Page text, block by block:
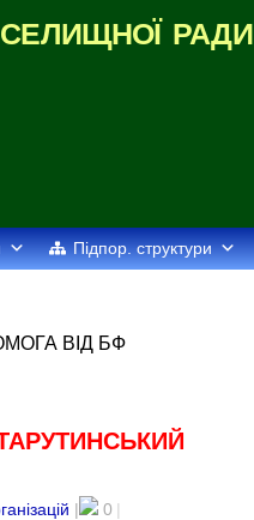
ради
Підпор. структури
ВІД БФ
| 0 |